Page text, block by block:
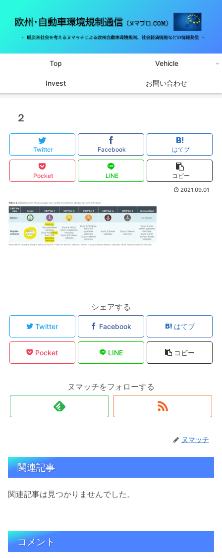
Top Vehicle
Invest お問い合わせ
２
Twitter Facebook はてブ
Pocket LINE コピー
2021.09.01
シェアする
Twitter Facebook はてブ
Pocket LINE コピー
ヌマッチをフォローする
ヌマッチ
関連記事
関連記事は見つかりませんでした。
コメント